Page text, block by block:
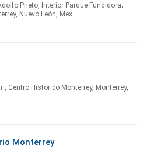
Prieto, Interior Parque Fundidora;
Nuevo León, Mex
, Centro Historico Monterrey, Monterrey,
Monterrey